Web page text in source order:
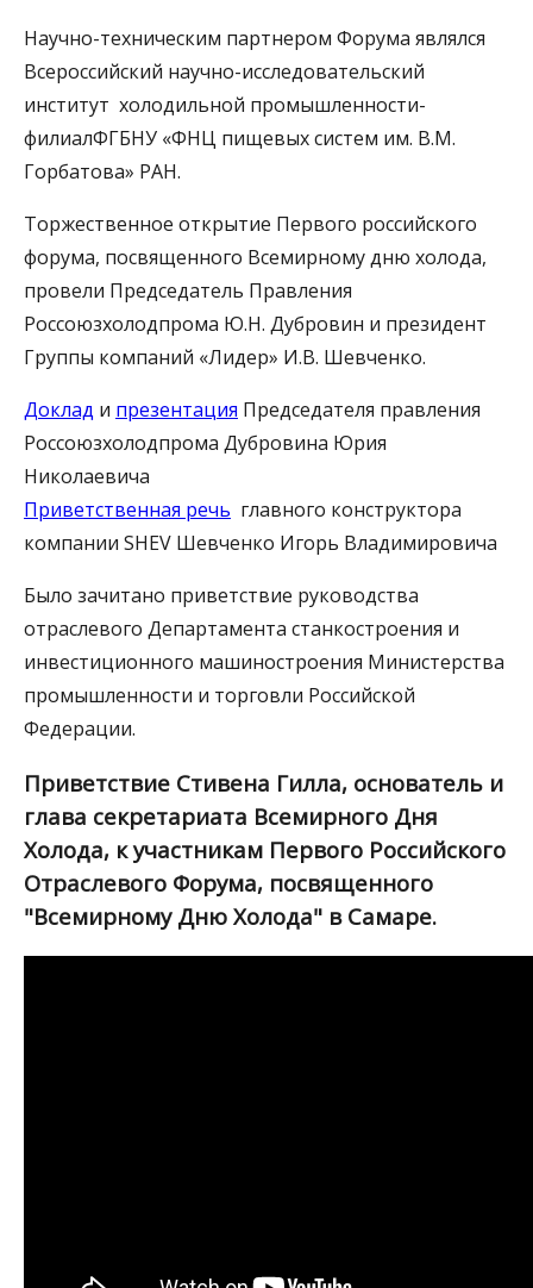
Научно-техническим партнером Форума являлся
Всероссийский научно-исследовательский
институт холодильной промышленности-
филиалФГБНУ «ФНЦ пищевых систем им. В.М.
Горбатова» РАН.
Торжественное открытие Первого российского
форума, посвященного Всемирному дню холода,
провели Председатель Правления
Россоюзхолодпрома Ю.Н. Дубровин и президент
Группы компаний «Лидер» И.В. Шевченко.
Доклад и презентация Председателя правления
Россоюзхолодпрома Дубровина Юрия
Николаевича
Приветственная речь главного конструктора
компании SHEV Шевченко Игорь Владимировича
Было зачитано приветствие руководства
отраслевого Департамента станкостроения и
инвестиционного машиностроения Министерства
промышленности и торговли Российской
Федерации.
Приветствие Стивена Гилла, основатель и
глава секретариата Всемирного Дня
Холода, к участникам Первого Российского
Отраслевого Форума, посвященного
"Всемирному Дню Холода" в Самаре.